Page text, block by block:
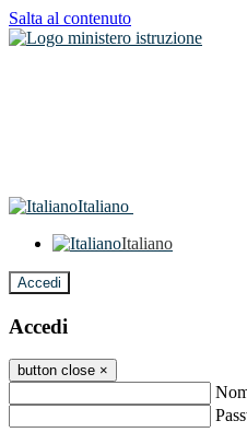
Salta al contenuto
Italiano
Italiano
Accedi
Accedi
button close ×